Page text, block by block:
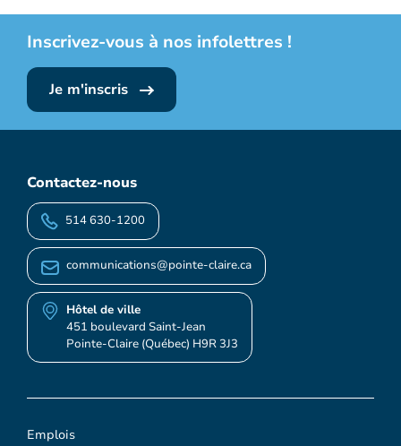
Inscrivez-vous à nos infolettres !
Je m'inscris
Emplois
Contactez-nous
514 630-1200
communications@pointe-claire.ca
Hôtel de ville
451 boulevard Saint-Jean
Pointe-Claire (Québec) H9R 3J3